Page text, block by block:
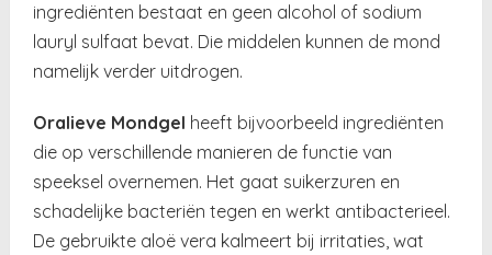
ingrediënten bestaat en geen alcohol of sodium
lauryl sulfaat bevat. Die middelen kunnen de mond
namelijk verder uitdrogen.
Oralieve Mondgel heeft bijvoorbeeld ingrediënten
die op verschillende manieren de functie van
speeksel overnemen. Het gaat suikerzuren en
schadelijke bacteriën tegen en werkt antibacterieel.
De gebruikte aloë vera kalmeert bij irritaties, wat